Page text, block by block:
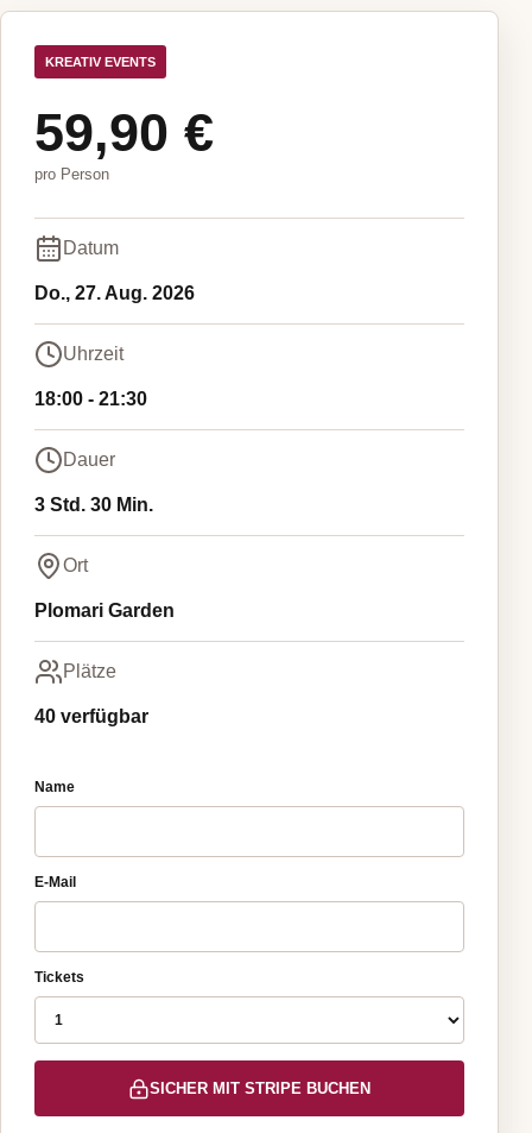
KREATIV EVENTS
59,90 €
pro Person
Datum
Do., 27. Aug. 2026
Uhrzeit
18:00 - 21:30
Dauer
3 Std. 30 Min.
Ort
Plomari Garden
Plätze
40 verfügbar
Name
E-Mail
Tickets
SICHER MIT STRIPE BUCHEN